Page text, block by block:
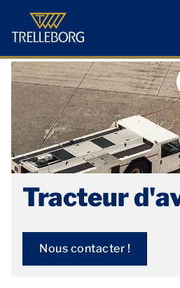
Tracteur
Nous contacter !